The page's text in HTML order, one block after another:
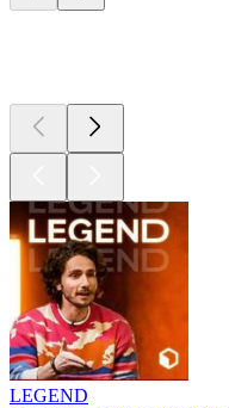
LEGEND